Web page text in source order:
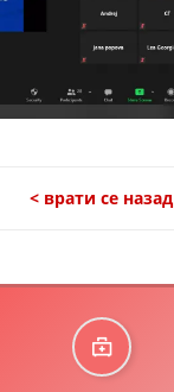
< врати се назад